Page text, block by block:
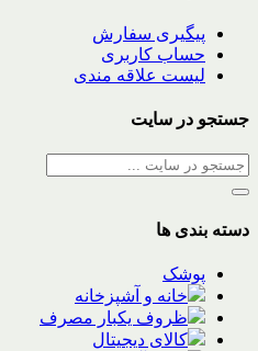
پیگیری سفارش
حساب کاربری
لیست علاقه مندی
جستجو در سایت
دسته بندی ها
پوشک
خانه و آشپزخانه
ظروف یکبار مصرف
کالای دیجیتال